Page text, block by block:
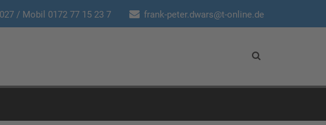
/ Mobil 0172 77 15 23 7 frank-peter.dwars@t-online.de